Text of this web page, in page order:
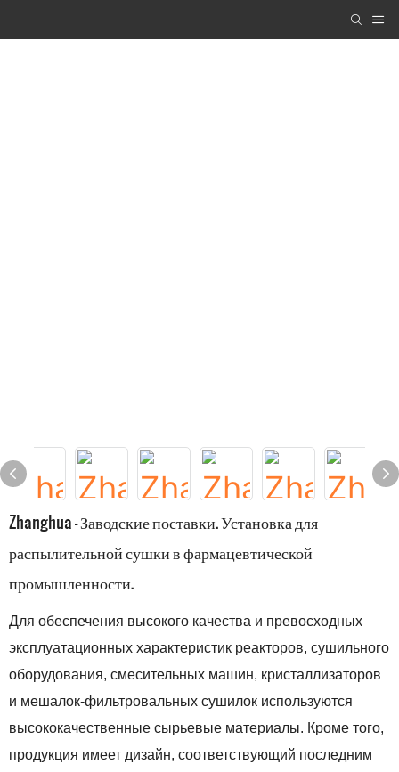
Zhanghua - Заводские поставки. Установка для
распылительной сушки в фармацевтической
промышленности.
Для обеспечения высокого качества и превосходных
эксплуатационных характеристик реакторов, сушильного
оборудования, смесительных машин, кристаллизаторов
и мешалок-фильтровальных сушилок используются
высококачественные сырьевые материалы. Кроме того,
продукция имеет дизайн, соответствующий последним